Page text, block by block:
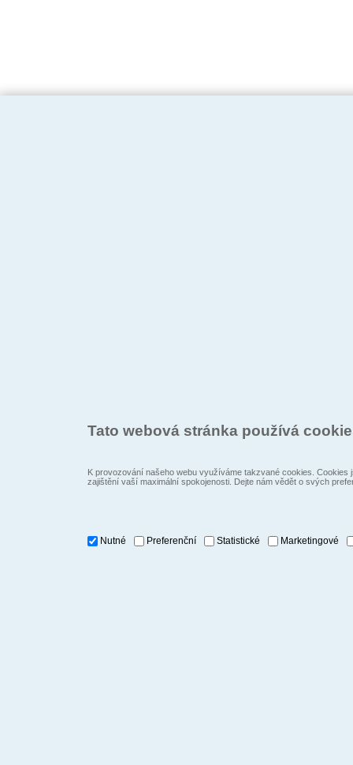
Tato webová stránka používá
K provozování našeho webu využíváme takzvané cookies.
zajištění vaší maximální spokojenosti. Dejte nám vědět o svých
Nutné Preferenční Statistické Marketingové